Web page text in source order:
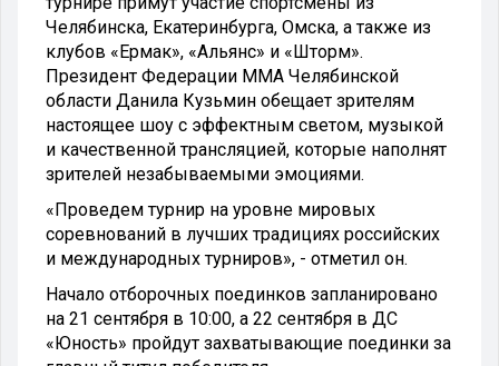
Челябинска, Екатеринбурга, Омска, а также из
клубов «Ермак», «Альянс» и «Шторм».
Президент Федерации ММА Челябинской
области Данила Кузьмин обещает зрителям
настоящее шоу с эффектным светом, музыкой
и качественной трансляцией, которые наполнят
зрителей незабываемыми эмоциями.
«Проведем турнир на уровне мировых
соревнований в лучших традициях российских
и международных турниров», - отметил он.
Начало отборочных поединков запланировано
на 21 сентября в 10:00, а 22 сентября в ДС
«Юность» пройдут захватывающие поединки за